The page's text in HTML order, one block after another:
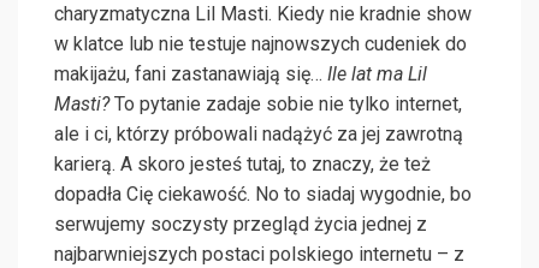
charyzmatyczna Lil Masti. Kiedy nie kradnie show
w klatce lub nie testuje najnowszych cudeniek do
makijażu, fani zastanawiają się… Ile lat ma Lil
Masti?To pytanie zadaje sobie nie tylko internet,
ale i ci, którzy próbowali nadążyć za jej zawrotną
karierą. A skoro jesteś tutaj, to znaczy, że też
dopadła Cię ciekawość. No to siadaj wygodnie, bo
serwujemy soczysty przegląd życia jednej z
najbarwniejszych postaci polskiego internetu – z